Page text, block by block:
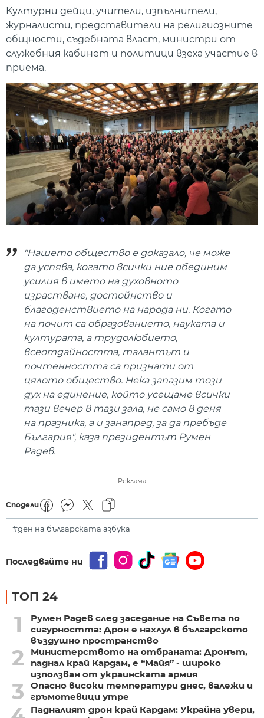
Културни дейци, учители, изпълнители,
журналисти, представители на религиозните
общности, съдебната власт, министри от
служебния кабинет и политици взеха участие в
приема.
"Нашето общество е доказало, че може
да успява, когато всички ние обединим
усилия в името на духовното
израстване, достойнство и
благоденствието на народа ни. Когато
на почит са образованието, науката и
културата, а трудолюбието,
всеотдайността, талантът и
почтенността са признати от
цялото общество. Нека запазим този
дух на единение, който усещаме всички
тази вечер в тази зала, не само в деня
на празника, а и занапред, за да пребъде
България", каза президентът Румен
Радев.
Реклама
Сподели
#ден на българската азбука
Последвайте ни
ТОП 24
1
Румен Радев след заседание на Съвета по
сигурността: Дрон е нахлул в българското
въздушно пространство
2
Министерството на отбраната: Дронът,
паднал край Кардам, е “Майя” - широко
използван от украинската армия
3
Опасно високи температури днес, валежи и
гръмотевици утре
Падналият дрон край Кардам: Украйна увери,